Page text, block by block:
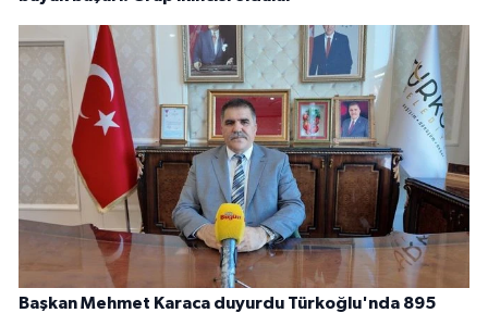
Başkan Mehmet Karaca duyurdu Türkoğlu'nda 895